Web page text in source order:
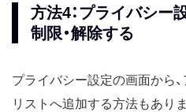
方法4：プライバシー
制限・解除する
プライバシー設定の画面から
リストへ追加する方法もありま